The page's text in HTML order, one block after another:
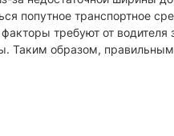
попутное транспортное
требуют от водителя
Таким образом, правильным